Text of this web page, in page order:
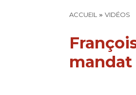
ACCUEIL » VIDÉOS
mandat